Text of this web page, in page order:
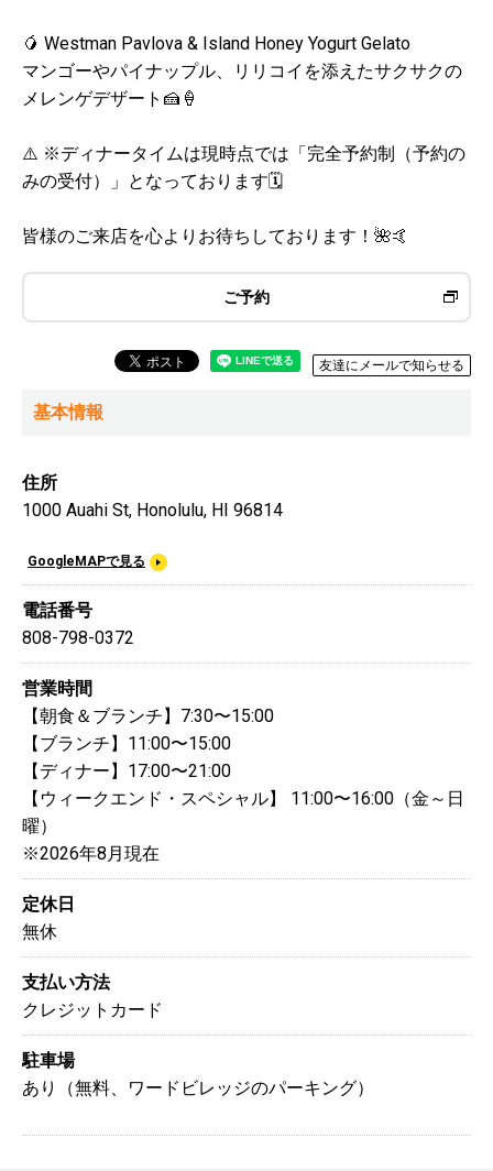
🥭 Westman Pavlova & Island Honey Yogurt Gelato
マンゴーやパイナップル、リリコイを添えたサクサクの
メレンゲデザート🍰🍦
⚠️ ※ディナータイムは現時点では「完全予約制（予約の
みの受付）」となっております🗓️
皆様のご来店を心よりお待ちしております！🌺🤙
ご予約
友達にメールで知らせる
基本情報
住所
1000 Auahi St, Honolulu, HI 96814
GoogleMAPで見る
電話番号
808-798-0372
営業時間
【朝食＆ブランチ】7:30〜15:00
【ブランチ】11:00〜15:00
【ディナー】17:00〜21:00
【ウィークエンド・スペシャル】 11:00〜16:00（金～日
曜）
※2026年8月現在
定休日
無休
支払い方法
クレジットカード
駐車場
あり（無料、ワードビレッジのパーキング）